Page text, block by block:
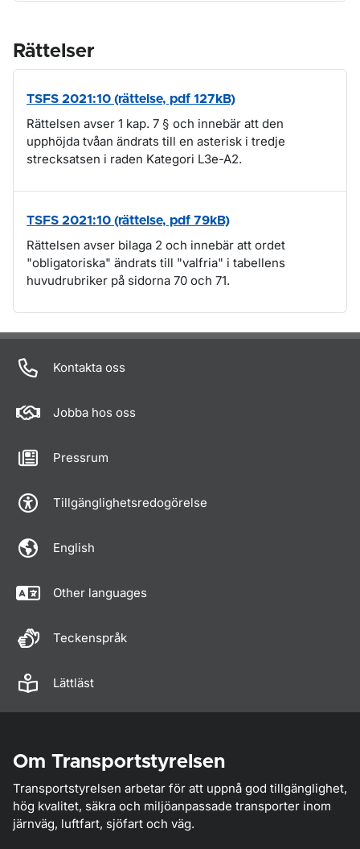
Rättelser
TSFS 2021:10 (rättelse, pdf 127kB)
Rättelsen avser 1 kap. 7 § och innebär att den
upphöjda tvåan ändrats till en asterisk i tredje
strecksatsen i raden Kategori L3e-A2.
TSFS 2021:10 (rättelse, pdf 79kB)
Rättelsen avser bilaga 2 och innebär att ordet
"obligatoriska" ändrats till "valfria" i tabellens
huvudrubriker på sidorna 70 och 71.
Om sidan
Kontakta oss
Jobba hos oss
Pressrum
Tillgänglighetsredogörelse
English
Other languages
Teckenspråk
Lättläst
Om Transportstyrelsen
Transportstyrelsen arbetar för att uppnå god tillgänglighet,
hög kvalitet, säkra och miljöanpassade transporter inom
järnväg, luftfart, sjöfart och väg.